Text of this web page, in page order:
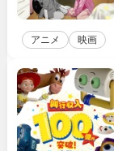
アニメ 映画